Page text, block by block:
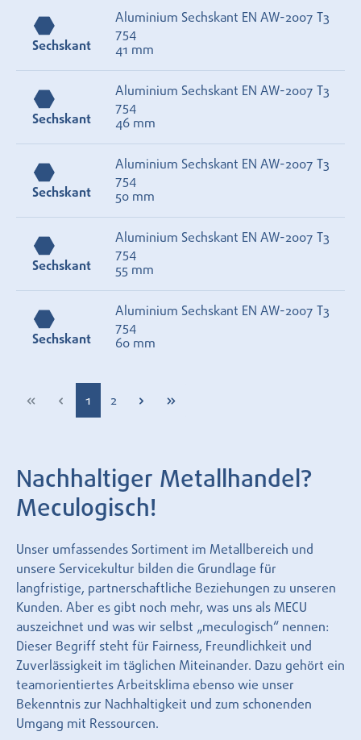
Sechskant
Aluminium Sechskant EN AW-2007 T3
754
41 mm
Sechskant
Aluminium Sechskant EN AW-2007 T3
754
46 mm
Sechskant
Aluminium Sechskant EN AW-2007 T3
754
50 mm
Sechskant
Aluminium Sechskant EN AW-2007 T3
754
55 mm
Sechskant
Aluminium Sechskant EN AW-2007 T3
754
60 mm
Seite
1 Seite
2
Nachhaltiger Metallhandel?
Meculogisch!
Unser umfassendes Sortiment im Metallbereich und
unsere Servicekultur bilden die Grundlage für
langfristige, partnerschaftliche Beziehungen zu unseren
Kunden. Aber es gibt noch mehr, was uns als MECU
auszeichnet und was wir selbst „meculogisch“ nennen:
Dieser Begriff steht für Fairness, Freundlichkeit und
Zuverlässigkeit im täglichen Miteinander. Dazu gehört ein
teamorientiertes Arbeitsklima ebenso wie unser
Bekenntnis zur Nachhaltigkeit und zum schonenden
Umgang mit Ressourcen.